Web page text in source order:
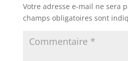
Votre adresse e-mail ne sera
champs obligatoires sont